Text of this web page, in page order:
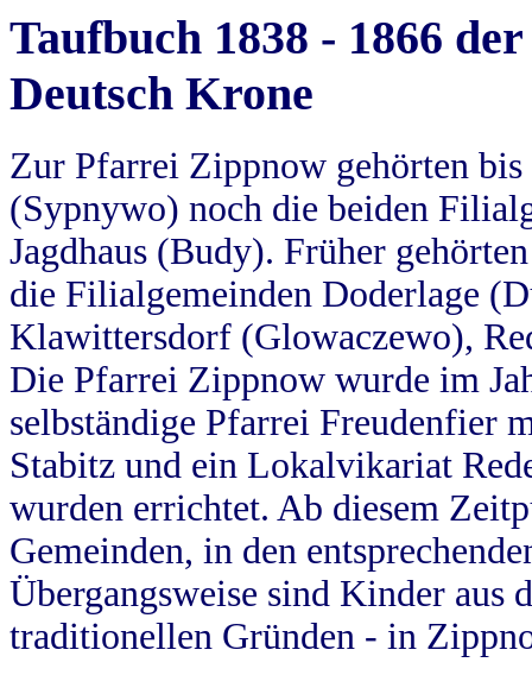
Taufbuch 1838 - 1866
Deutsch Krone
Zur Pfarrei Zippnow gehörten
(Sypnywo) noch die beiden
Jagdhaus (Budy). Früher
die Filialgemeinden Doderlage
Klawittersdorf (Glowaczewo),
Die Pfarrei Zippnow wurde im
selbständige Pfarrei Freudenfier
Stabitz und ein Lokalvikariat
wurden errichtet. Ab diesem
Gemeinden, in den
Übergangsweise sind Kinder aus
traditionellen Gründen - in